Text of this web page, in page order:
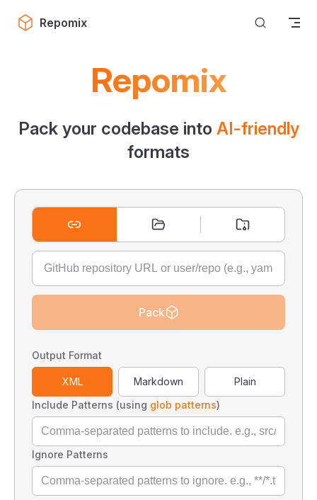
Skip to content
Repomix
Repomix
Pack your codebase into AI-friendly
formats
Pack
Output Format
XML Markdown
Plain
Include Patterns (using glob patterns)
Ignore Patterns